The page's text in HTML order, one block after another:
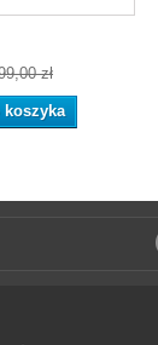
zł
koszyka